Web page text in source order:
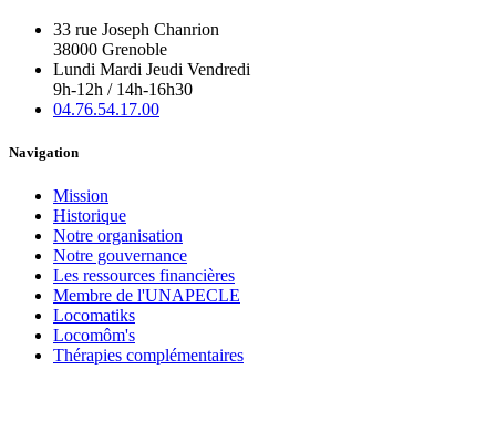
33 rue Joseph Chanrion
38000 Grenoble
Lundi Mardi Jeudi Vendredi
9h-12h / 14h-16h30
04.76.54.17.00
Navigation
Mission
Historique
Notre organisation
Notre gouvernance
Les ressources financières
Membre de l'UNAPECLE
Locomatiks
Locomôm's
Thérapies complémentaires